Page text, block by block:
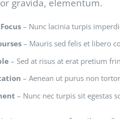
gravida, elementum.
– Nunc lacinia turpis
– Mauris sed felis et libero
– Sed at risus at erat pretium
– Aenean ut purus non
– Nunc nec turpis sit egestas